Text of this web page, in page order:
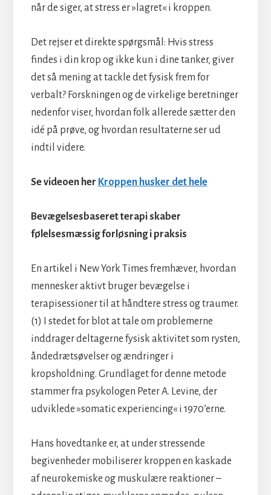
når de siger, at stress er »lagret« i kroppen.
Det rejser et direkte spørgsmål: Hvis stress
findes i din krop og ikke kun i dine tanker, giver
det så mening at tackle det fysisk frem for
verbalt? Forskningen og de virkelige beretninger
nedenfor viser, hvordan folk allerede sætter den
idé på prøve, og hvordan resultaterne ser ud
indtil videre.
Se videoen her Kroppen husker det hele
Bevægelsesbaseret terapi skaber
følelsesmæssig forløsning i praksis
En artikel i New York Times fremhæver, hvordan
mennesker aktivt bruger bevægelse i
terapisessioner til at håndtere stress og traumer.
(1) I stedet for blot at tale om problemerne
inddrager deltagerne fysisk aktivitet som rysten,
åndedrætsøvelser og ændringer i
kropsholdning. Grundlaget for denne metode
stammer fra psykologen Peter A. Levine, der
udviklede »somatic experiencing« i 1970’erne.
Hans hovedtanke er, at under stressende
begivenheder mobiliserer kroppen en kaskade
af neurokemiske og muskulære reaktioner –